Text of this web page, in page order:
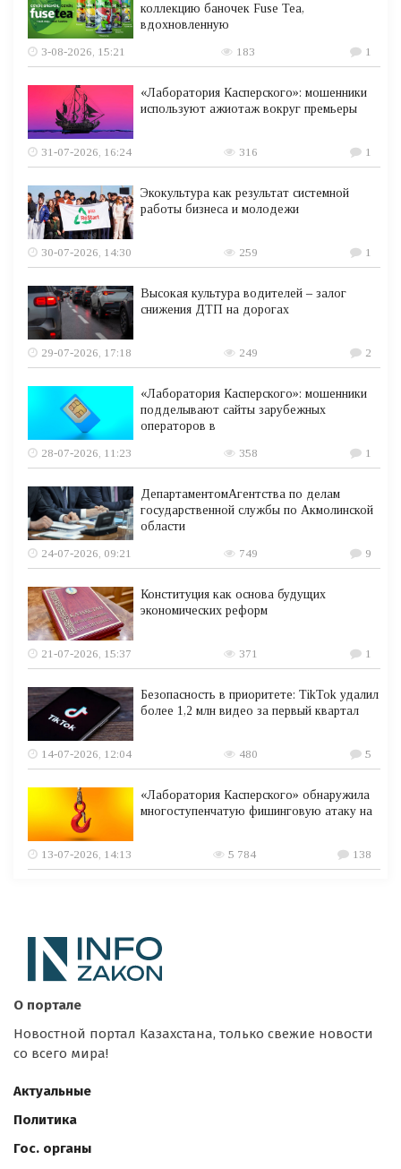
коллекцию баночек Fuse Tea,
вдохновленную
3-08-2026, 15:21
183 1
«Лаборатория Касперского»: мошенники
используют ажиотаж вокруг премьеры
31-07-2026, 16:24 316 1
Экокультура как результат системной
работы бизнеса и молодежи
30-07-2026, 14:30 259 1
Высокая культура водителей – залог
снижения ДТП на дорогах
29-07-2026, 17:18 249 2
«Лаборатория Касперского»: мошенники
подделывают сайты зарубежных
операторов в
28-07-2026, 11:23
358 1
ДепартаментомАгентства по делам
государственной службы по Акмолинской
области
24-07-2026, 09:21
749 9
Конституция как основа будущих
экономических реформ
21-07-2026, 15:37 371 1
Безопасность в приоритете: TikTok удалил
более 1,2 млн видео за первый квартал
14-07-2026, 12:04 480 5
«Лаборатория Касперского» обнаружила
многоступенчатую фишинговую атаку на
13-07-2026, 14:13 5 784 138
О портале
Новостной портал Казахстана, только свежие новости
со всего мира!
Актуальные
Политика
Гос. органы